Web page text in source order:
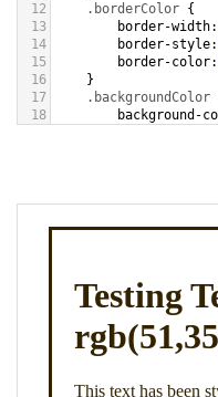
12
.borderColor {
13
border-width:
14
border-style:
15
border-color:
16
}
17
.backgroundColor
18
background-
white, rgb(51,35,0));
div class="textColor
< h1>Testing Text